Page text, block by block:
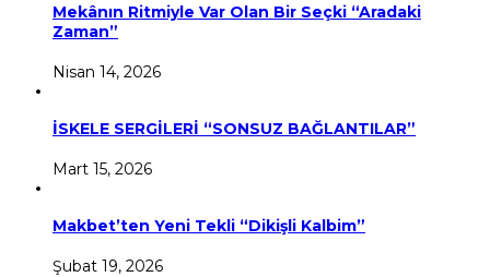
Mekânın Ritmiyle Var Olan Bir Seçki “Aradaki
Zaman”
Nisan 14, 2026
İSKELE SERGİLERİ “SONSUZ BAĞLANTILAR”
Mart 15, 2026
Makbet’ten Yeni Tekli “Dikişli Kalbim”
Şubat 19, 2026